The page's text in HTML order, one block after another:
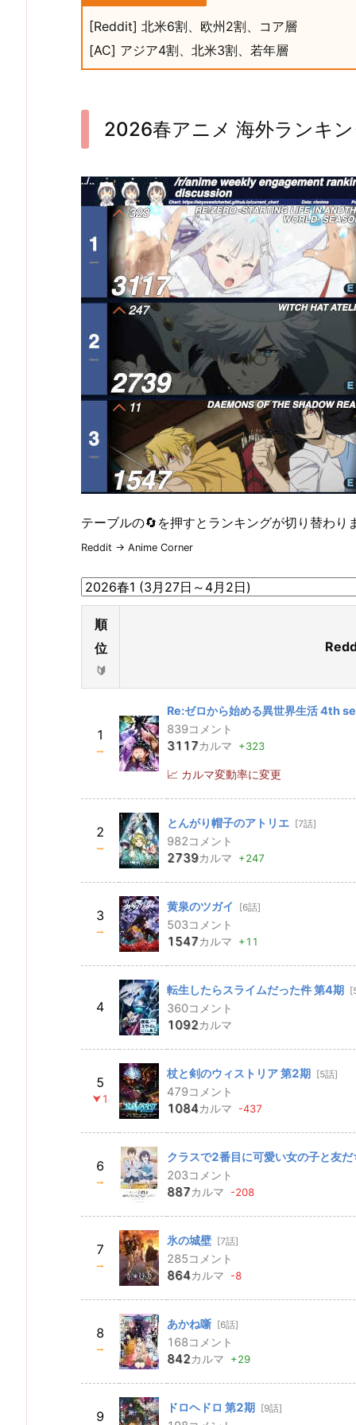
[Reddit] 北米6割、欧州2割、コア層
[AC] アジア4割、北米3割、若年層
2026春アニメ 海外ランキ
テーブルの🔄を押すとランキングが切り替わり
Reddit → Anime Corner
順
位
1
⭢
Re:ゼロから始める異世界生活 4th
839コメント
3117カルマ +323
カルマ変動率に変更
2
⭢
とんがり帽子のアトリエ [7話]
982コメント
2739カルマ +247
3
⭢
黄泉のツガイ [6話]
503コメント
1547カルマ +11
4
転生したらスライムだった件 第4期
360コメント
1092カルマ
5
⮟1
杖と剣のウィストリア 第2期 [5話]
479コメント
1084カルマ -437
6
⭢
クラスで2番目に可愛い女の子と友だ
203コメント
887カルマ -208
7
⭢
氷の城壁 [7話]
285コメント
864カルマ -8
8
⭢
あかね噺 [6話]
168コメント
842カルマ +29
9
ドロヘドロ 第2期 [9話]